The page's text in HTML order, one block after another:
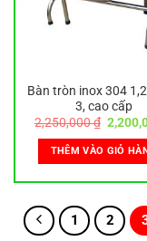
Bàn tròn inox 304
3, cao cấp
2,250,000₫ Giá
gốc
là:
THÊM VÀO GIỎ
1 2